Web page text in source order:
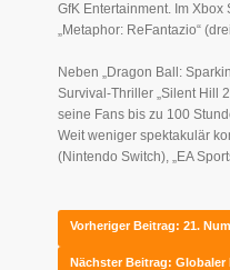
GfK Entertainment. Im Xbox
„Metaphor: ReFantazio“
Neben „Dragon Ball:
Survival-Thriller „Silent Hill
seine Fans bis zu 100
Weit weniger spektakulär
(Nintendo Switch), „EA
Vorheriger Beitrag: 21.
Nächster Beitrag: